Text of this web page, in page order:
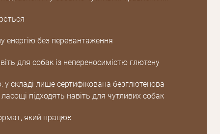
енергію без перевантаження
для собак із непереносимістю глютену
складі лише сертифікована безглютенова
підходять навіть для чутливих собак
який працює